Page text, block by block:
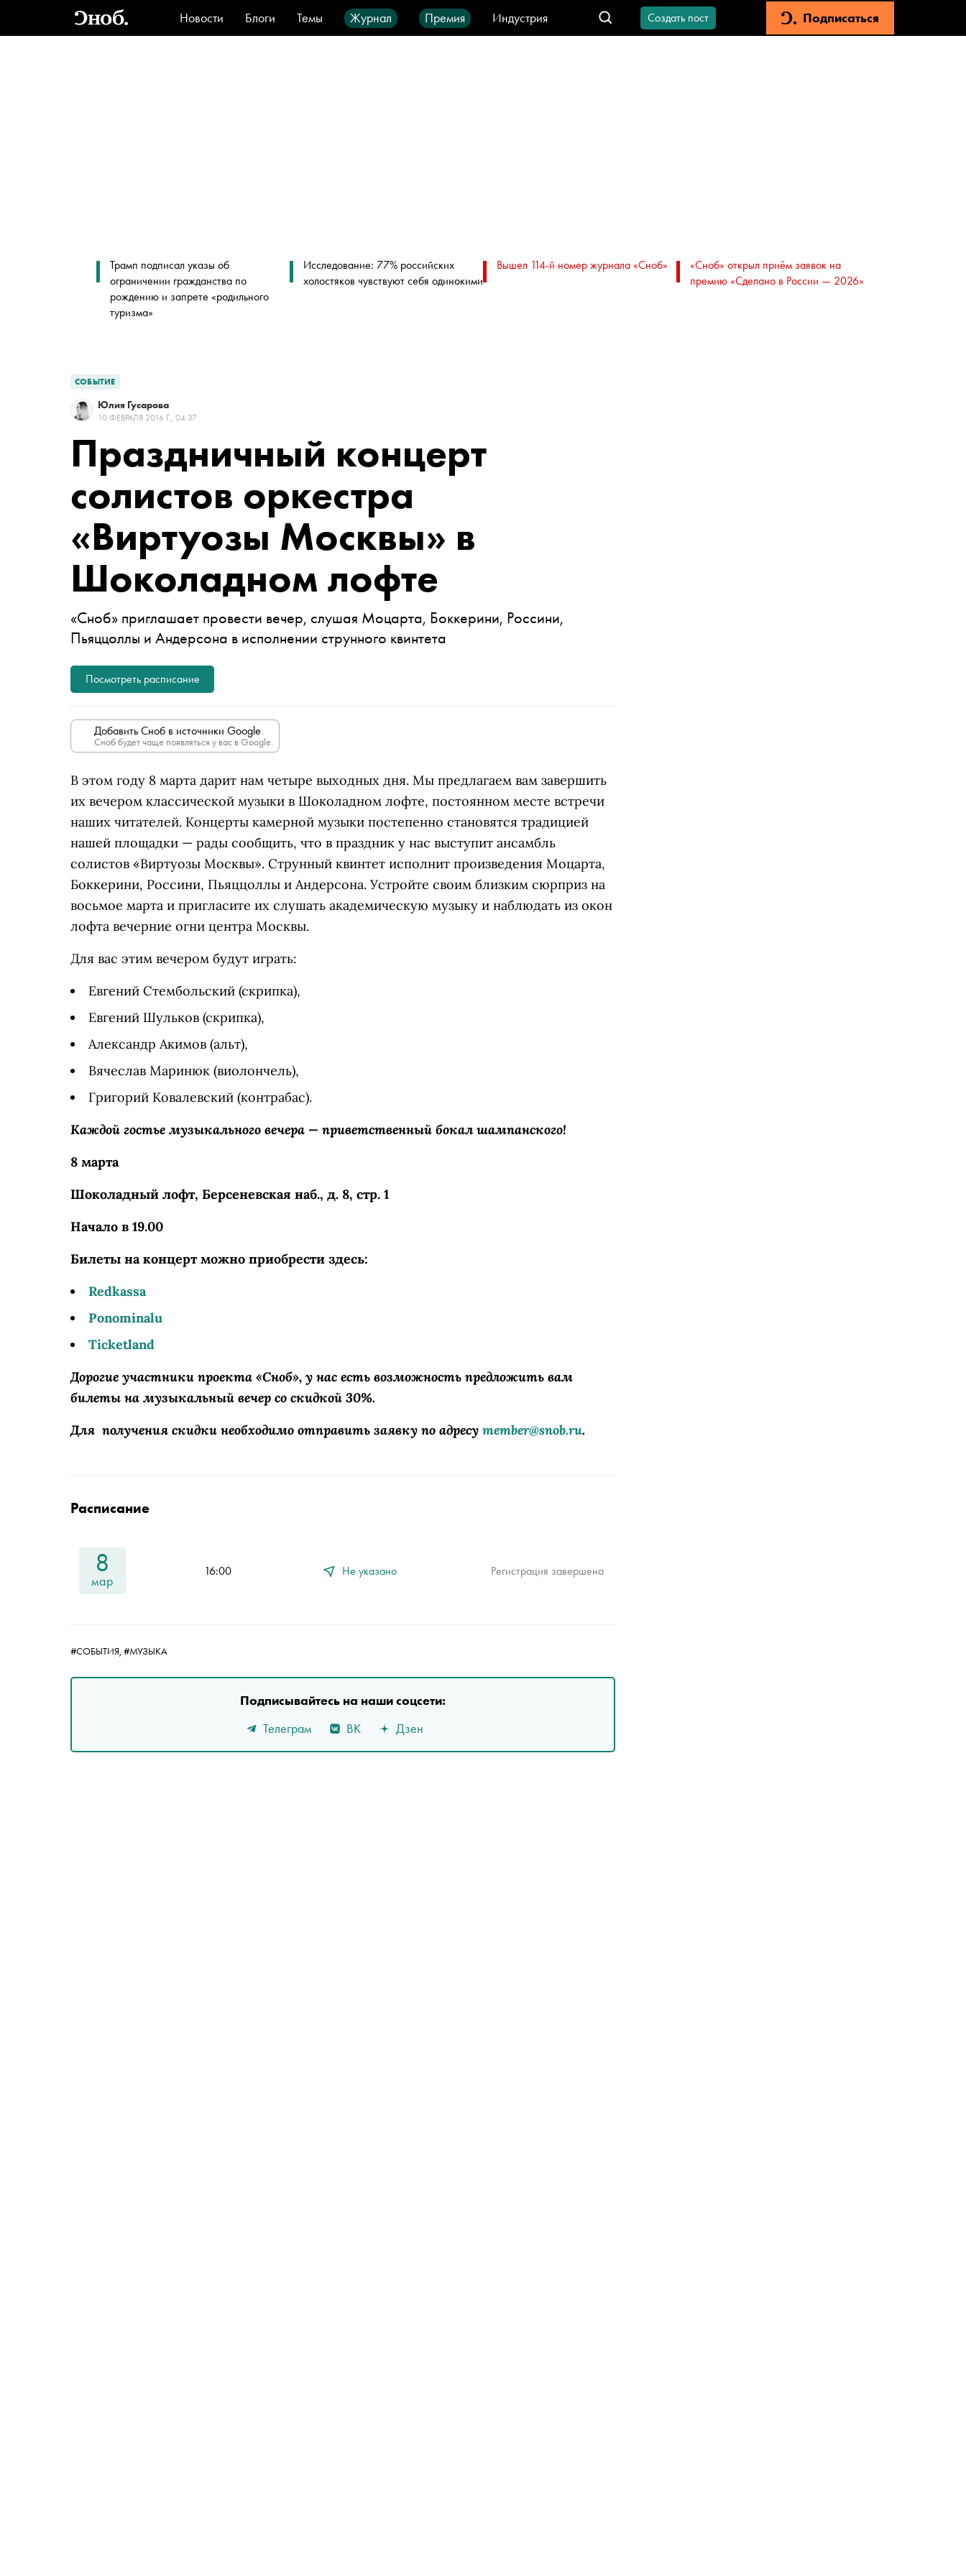
Новости Блоги Темы Журнал Премия
Индустрия
Стиль
Видео Город IT-продукты
Создать пост Подписаться
Трамп подписал указы об
ограничении гражданства по
рождению и запрете «родильного
туризма»
Исследование: 77% российских
холостяков чувствуют себя одинокими
Вышел 114-й номер журнала «Сноб»
«Сноб» открыл приём заявок на
премию «Сделано в России — 2026»
СОБЫТИЕ
Юлия Гусарова
10 ФЕВРАЛЯ 2016 Г., 04:37
Праздничный концерт
солистов оркестра
«Виртуозы Москвы» в
Шоколадном лофте
«Сноб» приглашает провести вечер, слушая Моцарта, Боккерини, Россини,
Пьяццоллы и Андерсона в исполнении струнного квинтета
Посмотреть расписание
Добавить Сноб в источники Google
Сноб будет чаще появляться у вас в Google.
В этом году 8 марта дарит нам четыре выходных дня. Мы предлагаем вам завершить
их вечером классической музыки в Шоколадном лофте, постоянном месте встречи
наших читателей. Концерты камерной музыки постепенно становятся традицией
нашей площадки — рады сообщить, что в праздник у нас выступит ансамбль
солистов «Виртуозы Москвы». Струнный квинтет исполнит произведения Моцарта,
Боккерини, Россини, Пьяццоллы и Андерсона. Устройте своим близким сюрприз на
восьмое марта и пригласите их слушать академическую музыку и наблюдать из окон
лофта вечерние огни центра Москвы.
Для вас этим вечером будут играть:
Евгений Стембольский (скрипка),
Евгений Шульков (скрипка),
Александр Акимов (альт),
Вячеслав Маринюк (виолончель),
Григорий Ковалевский (контрабас).
Каждой гостье музыкального вечера — приветственный бокал шампанского!
8 марта
Шоколадный лофт, Берсеневская наб., д. 8, стр. 1
Начало в 19.00
Билеты на концерт можно приобрести здесь:
Redkassa
Ponominalu
Ticketland
Дорогие участники проекта «Сноб», у нас есть возможность предложить вам
билеты на музыкальный вечер со скидкой 30%.
Для получения скидки необходимо отправить заявку по адресу member@snob.ru.
Расписание
8
мар
16:00 Не указано Регистрация завершена
#СОБЫТИЯ, #МУЗЫКА
Подписывайтесь на наши соцсети:
Телеграм
ВК Дзен